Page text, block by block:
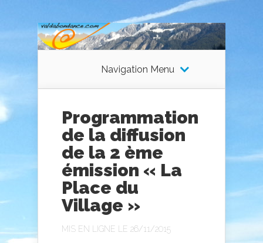
Navigation Menu
Programmation
de la diffusion
de la 2 ème
émission « La
Place du
Village »
MIS EN LIGNE LE 26/11/2015